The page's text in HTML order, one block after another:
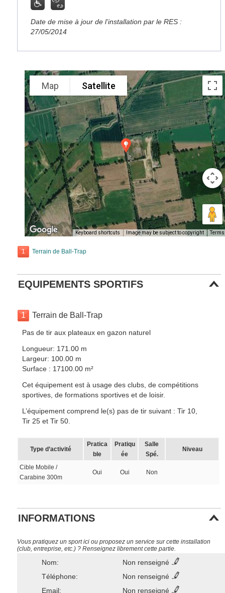
Date de mise à jour de l’installation par le RES :
27/05/2014
Map Satellite
Keyboard shortcuts Image may be subject to copyright Terms
1 Terrain de Ball-Trap
EQUIPEMENTS SPORTIFS
1 Terrain de Ball-Trap
Pas de tir aux plateaux en gazon naturel
Longueur: 171.00 m
Largeur: 100.00 m
Surface : 17100.00 m²
Cet équipement est à usage des clubs, de compétitions
sportives, de formations sportives et de loisir.
L’équipement comprend le(s) pas de tir suivant : Tir 10,
Tir 25 et Tir 50.
Type d’activité
Pratica
ble
Pratiqu
ée
Salle
Spé.
Niveau
Cible Mobile /
Carabine 300m
Oui Oui Non
INFORMATIONS
Vous pratiquez un sport ici ou proposez un service sur cette installation
(club, entreprise, etc.) ? Renseignez librement cette partie.
Nom:
Non renseigné
Téléphone:
Non renseigné
Email:
Non renseigné